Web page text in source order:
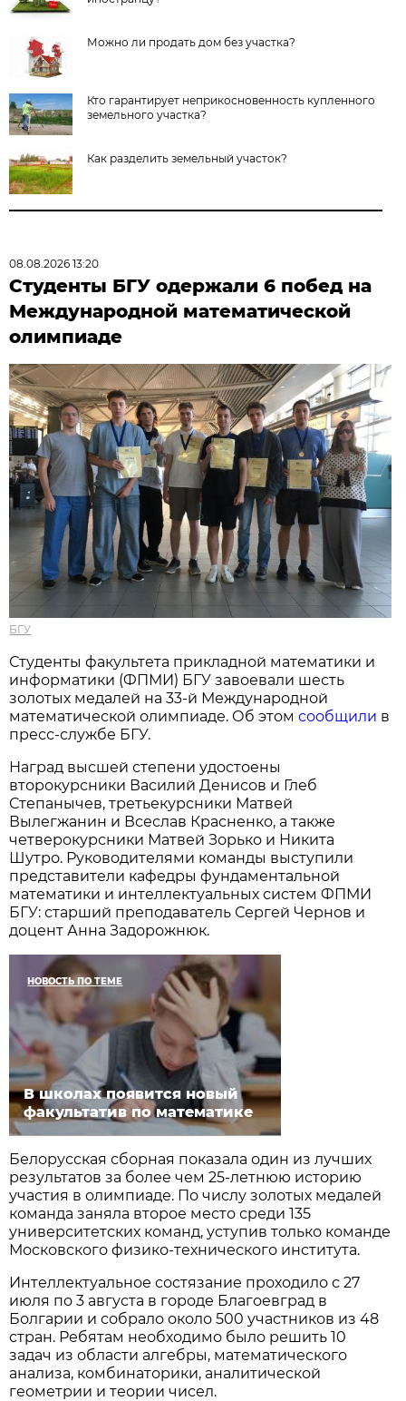
Можно ли продать дом без участка?
Кто гарантирует неприкосновенность купленного
земельного участка?
Как разделить земельный участок?
08.08.2026 13:20
Студенты БГУ одержали 6 побед на
Международной математической
олимпиаде
БГУ
Студенты факультета прикладной математики и
информатики (ФПМИ) БГУ завоевали шесть
золотых медалей на 33-й Международной
математической олимпиаде. Об этомсообщили в
пресс-службе БГУ.
Наград высшей степени удостоены
второкурсники Василий Денисов и Глеб
Степанычев, третьекурсники Матвей
Вылегжанин и Всеслав Красненко, а также
четверокурсники Матвей Зорько и Никита
Шутро. Руководителями команды выступили
представители кафедры фундаментальной
математики и интеллектуальных систем ФПМИ
БГУ: старший преподаватель Сергей Чернов и
доцент Анна Задорожнюк.
НОВОСТЬ ПО ТЕМЕ
В школах появится новый
факультатив по математике
Белорусская сборная показала один из лучших
результатов за более чем 25-летнюю историю
участия в олимпиаде. По числу золотых медалей
команда заняла второе место среди 135
университетских команд, уступив только команде
Московского физико-технического института.
Интеллектуальное состязание проходило с 27
июля по 3 августа в городе Благоевград в
Болгарии и собрало около 500 участников из 48
стран. Ребятам необходимо было решить 10
задач из области алгебры, математического
анализа, комбинаторики, аналитической
геометрии и теории чисел.